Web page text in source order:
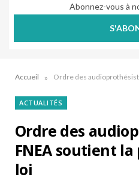
Abonnez-vous à
Accueil »
ACTUALITÉS
Ordre des
FNEA soutient
loi